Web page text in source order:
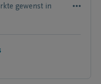
gewenst in